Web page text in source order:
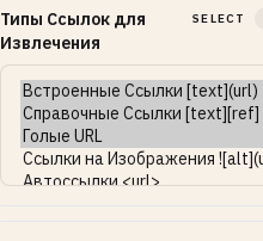
Типы Ссылок для
Извлечения
SELECT